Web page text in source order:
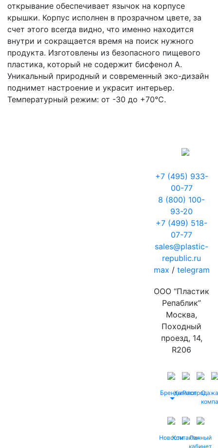
открывание обеспечивает язычок на корпусе
крышки. Корпус исполнен в прозрачном цвете, за
счет этого всегда видно, что именно находится
внутри и сокращается время на поиск нужного
продукта. Изготовлены из безопасного пищевого
пластика, который не содержит бисфенол А.
Уникальный природный и современный эко-дизайн
поднимет настроение и украсит интерьер.
Температурный режим: от -30 до +70°C.
+7 (495) 933-
00-77
8 (800) 100-
93-20
+7 (499) 518-
07-77
sales@plastic-
republic.ru
max / telegram
ООО “Пластик
Репаблик”
Москва,
Походный
проезд, 14,
R206
БрендыКаталог
Распродажа
О
НовостиКонтактыЛичный
кабинет